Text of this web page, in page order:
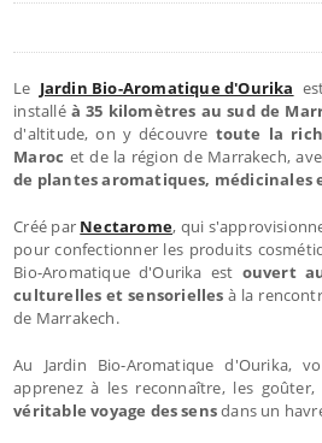
Le Jardin Bio-Aromatique d'Ourika
installé à 35 kilomètres au sud de
d'altitude, on y découvre toute la
Maroc et de la région de Marrakech,
de plantes aromatiques, médicinales
Créé par Nectarome, qui
pour confectionner les produits
Bio-Aromatique d'Ourika est ouvert
culturelles et sensorielles à la
de Marrakech.
Au Jardin Bio-Aromatique d'Ourika,
apprenez à les reconnaître, les
véritable voyage des sensdans un